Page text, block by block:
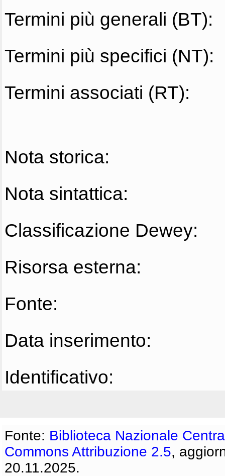
Termini più generali (BT):
Termini più specifici (NT):
Termini associati (RT):
Nota storica:
Nota sintattica:
Classificazione Dewey:
Risorsa esterna:
Fonte:
Data inserimento:
Identificativo:
Fonte: Biblioteca Nazionale
Commons Attribuzione 2.5,
20.11.2025.